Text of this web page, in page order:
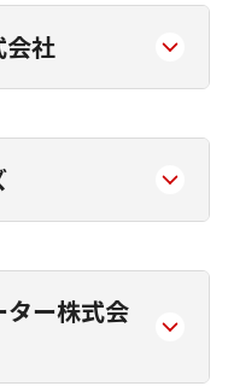
会社
ター株式会